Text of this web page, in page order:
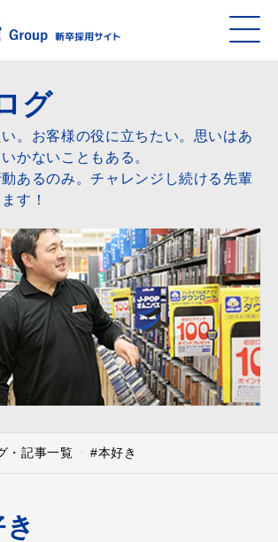
グ
。お客様の役に立ちたい。思いはあ
かないこともある。
あるのみ。チャレンジし続ける先輩
す！
・記事一覧 #本好き